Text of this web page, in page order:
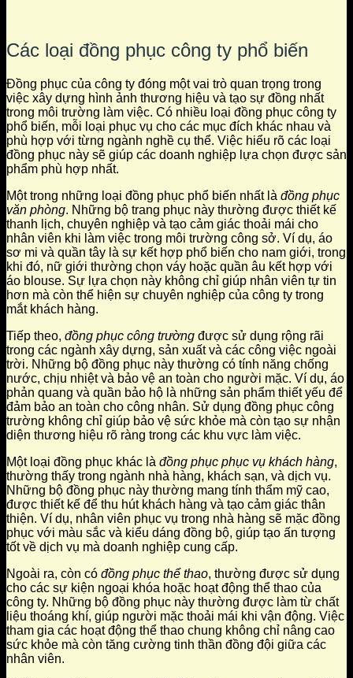
Các loại đồng phục công ty phổ biến
Đồng phục của công ty đóng một vai trò quan trọng trong
việc xây dựng hình ảnh thương hiệu và tạo sự đồng nhất
trong môi trường làm việc. Có nhiều loại đồng phục công ty
phổ biến, mỗi loại phục vụ cho các mục đích khác nhau và
phù hợp với từng ngành nghề cụ thể. Việc hiểu rõ các loại
đồng phục này sẽ giúp các doanh nghiệp lựa chọn được sản
phẩm phù hợp nhất.
Một trong những loại đồng phục phổ biến nhất là đồng phục
văn phòng. Những bộ trang phục này thường được thiết kế
thanh lịch, chuyên nghiệp và tạo cảm giác thoải mái cho
nhân viên khi làm việc trong môi trường công sở. Ví dụ, áo
sơ mi và quần tây là sự kết hợp phổ biến cho nam giới, trong
khi đó, nữ giới thường chọn váy hoặc quần âu kết hợp với
áo blouse. Sự lựa chọn này không chỉ giúp nhân viên tự tin
hơn mà còn thể hiện sự chuyên nghiệp của công ty trong
mắt khách hàng.
Tiếp theo, đồng phục công trường được sử dụng rộng rãi
trong các ngành xây dựng, sản xuất và các công việc ngoài
trời. Những bộ đồng phục này thường có tính năng chống
nước, chịu nhiệt và bảo vệ an toàn cho người mặc. Ví dụ, áo
phản quang và quần bảo hộ là những sản phẩm thiết yếu để
đảm bảo an toàn cho công nhân. Sử dụng đồng phục công
trường không chỉ giúp bảo vệ sức khỏe mà còn tạo sự nhận
diện thương hiệu rõ ràng trong các khu vực làm việc.
Một loại đồng phục khác là đồng phục phục vụ khách hàng,
thường thấy trong ngành nhà hàng, khách sạn, và dịch vụ.
Những bộ đồng phục này thường mang tính thẩm mỹ cao,
được thiết kế để thu hút khách hàng và tạo cảm giác thân
thiện. Ví dụ, nhân viên phục vụ trong nhà hàng sẽ mặc đồng
phục với màu sắc và kiểu dáng đồng bộ, giúp tạo ấn tượng
tốt về dịch vụ mà doanh nghiệp cung cấp.
Ngoài ra, còn có đồng phục thể thao, thường được sử dụng
cho các sự kiện ngoại khóa hoặc hoạt động thể thao của
công ty. Những bộ đồng phục này thường được làm từ chất
liệu thoáng khí, giúp người mặc thoải mái khi vận động. Việc
tham gia các hoạt động thể thao chung không chỉ nâng cao
sức khỏe mà còn tăng cường tinh thần đồng đội giữa các
nhân viên.